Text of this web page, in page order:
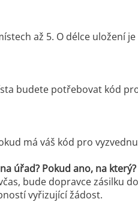
až 5. O délce uložení
budete potřebovat kód
má váš kód pro
úřad? Pokud ano, na který?
bude dopravce zásilku
vyřizující žádost.